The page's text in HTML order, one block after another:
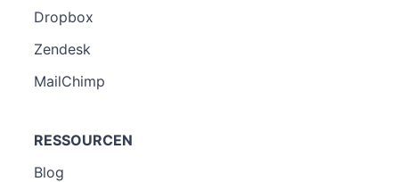
Dropbox
Zendesk
MailChimp
RESSOURCEN
Blog